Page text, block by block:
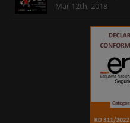
Mar 12th, 2018